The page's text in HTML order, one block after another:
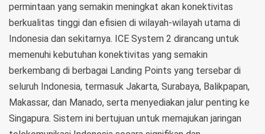
permintaan yang semakin meningkat akan konektivitas
berkualitas tinggi dan efisien di wilayah-wilayah utama di
Indonesia dan sekitarnya. ICE System 2 dirancang untuk
memenuhi kebutuhan konektivitas yang semakin
berkembang di berbagai Landing Points yang tersebar di
seluruh Indonesia, termasuk Jakarta, Surabaya, Balikpapan,
Makassar, dan Manado, serta menyediakan jalur penting ke
Singapura. Sistem ini bertujuan untuk memajukan jaringan